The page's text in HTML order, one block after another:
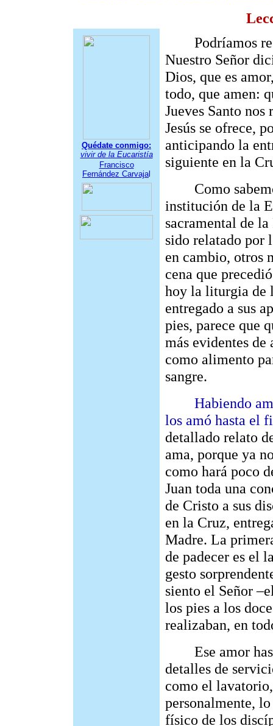
Quédate conmigo:
vivir de la Eucaristía
Francisco
Fernández Carvajal
Podríamos
Nuestro Señor
Dios, que es
todo, que amen:
Jueves Santo
Jesús se ofrece,
anticipando la
siguiente en la
Como
institución de la
sacramental de
sido relatado por
en cambio, otros
cena que
hoy la liturgia de
entregado a sus
pies, parece que
más evidentes
como alimento
sangre.
Habiendo
los amó hasta el
detallado relato
ama, porque ya
como hará poco
Juan toda una
de Cristo a sus
en la Cruz,
Madre. La
de padecer es el
gesto
siento el Señor
los pies a los
realizaban, en
Ese amor
detalles de
como el
personalmente,
físico de los